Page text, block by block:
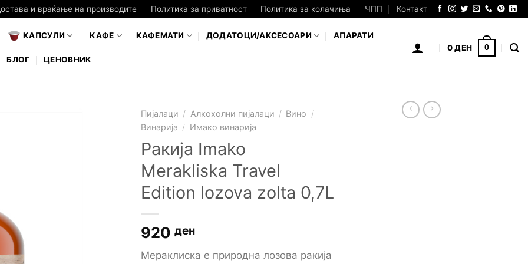
и враќање на производите Политика за приватност Политика за колачиња ЧПП Контакт
КАПСУЛИ КАФЕ КАФЕМАТИ ДОДАТОЦИ/АКСЕСОАРИ АПАРАТИ
БЛОГ ЦЕНОВНИК
0ДЕН 0
Пијалаци / Алкохолни пијалаци / Вино /
Винарија / Имако винарија
Ракија Imako
Merakliska Travel
Edition lozova zolta 0,7L
920 ден
Мераклиска е природна лозова ракија